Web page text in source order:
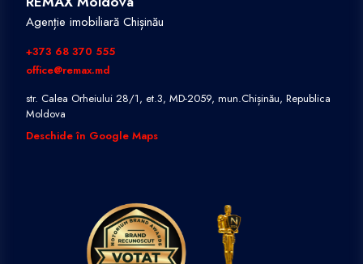
Agenție imobiliară Chișinău
+373 68 370 555
office@remax.md
str. Calea Orheiului 28/1, et.3, MD-2059, mun.Chișinău, Republica
Moldova
Deschide în Google Maps